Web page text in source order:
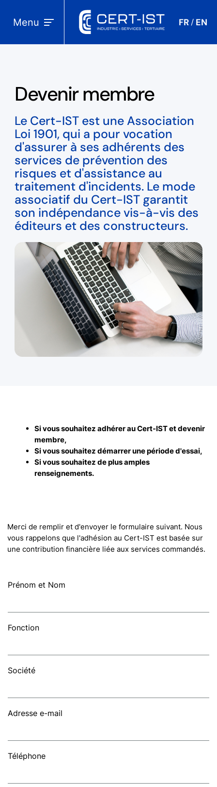
Menu FR / EN
Devenir membre
Le Cert-IST est une Association
Loi 1901, qui a pour vocation
d'assurer à ses adhérents des
services de prévention des
risques et d'assistance au
traitement d'incidents. Le mode
associatif du Cert-IST garantit
son indépendance vis-à-vis des
éditeurs et des constructeurs.
Si vous souhaitez adhérer au Cert-IST et devenir
membre,
Si vous souhaitez démarrer une période d'essai,
Si vous souhaitez de plus amples
renseignements.
Merci de remplir et d'envoyer le formulaire suivant. Nous
vous rappelons que l'adhésion au Cert-IST est basée sur
une contribution financière liée aux services commandés.
Prénom et Nom
Fonction
Société
Adresse e-mail
Téléphone